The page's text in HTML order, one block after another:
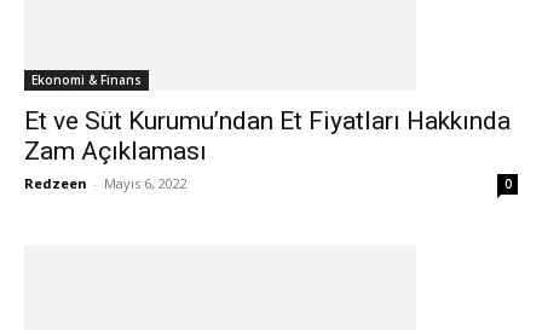
Ekonomi & Finans
Et ve Süt Kurumu’ndan Et Fiyatları Hakkında
Zam Açıklaması
Redzeen - Mayıs 6, 2022 0